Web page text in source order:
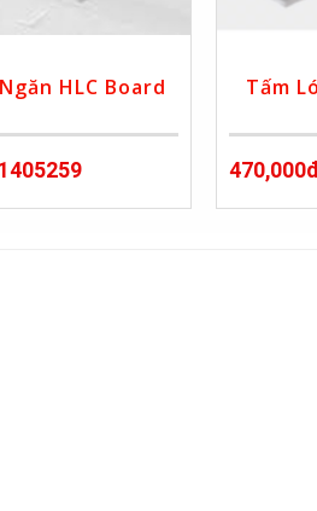
HLC Board
Tấm